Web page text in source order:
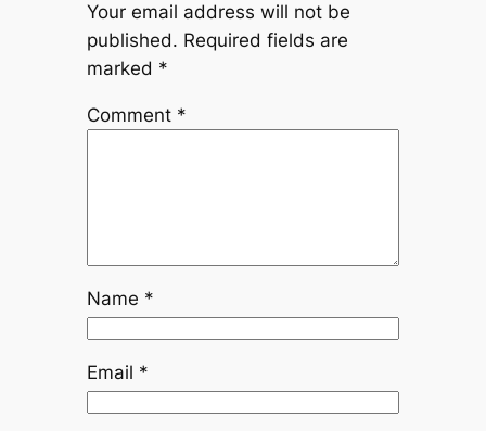
Your email address will not be
published. Required fields are
marked *
Comment *
Name *
Email *